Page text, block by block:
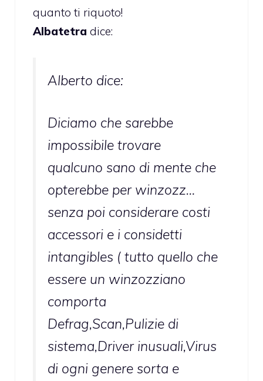
quanto ti riquoto!
Albatetra dice:
Alberto dice:
Diciamo che sarebbe
impossibile trovare
qualcuno sano di mente che
opterebbe per winzozz…
senza poi considerare costi
accessori e i considetti
intangibles ( tutto quello che
essere un winzozziano
comporta
Defrag,Scan,Pulizie di
sistema,Driver inusuali,Virus
di ogni genere sorta e